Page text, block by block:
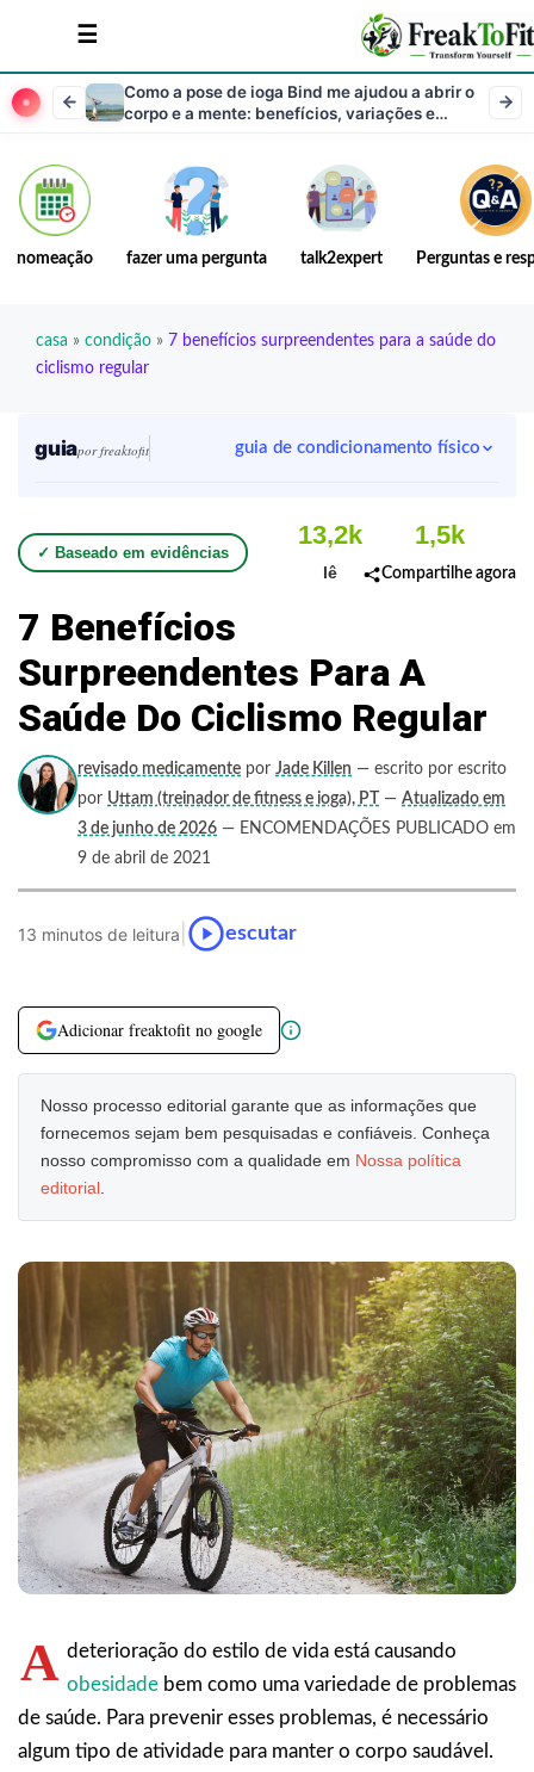
Como a pose de ioga Bind me ajudou a abrir o
corpo e a mente: benefícios, variações e
nomeação fazer uma pergunta talk2expert Perguntas e
casa » condição » 7 benefícios surpreendentes para a saúde do
ciclismo regular
guiapor freaktofit guia de condicionamento físico
✓ Baseado em evidências
13,2k
lê
1,5k
Compartilhe agora
7 Benefícios
Surpreendentes Para A
Saúde Do Ciclismo Regular
revisado medicamente por Jade Killen — escrito por escrito
por Uttam (treinador de fitness e ioga), PT — Atualizado em
3 de junho de 2026 — ENCOMENDAÇÕES PUBLICADO em
9 de abril de 2021
13 minutos de leitura escutar
Adicionar freaktofit no google
Nosso processo editorial garante que as informações que
fornecemos sejam bem pesquisadas e confiáveis. Conheça
nosso compromisso com a qualidade em Nossa política
editorial
A deterioração do estilo de vida está causando
obesidade bem como uma variedade de problemas
de saúde. Para prevenir esses problemas, é necessário
algum tipo de atividade para manter o corpo saudável.